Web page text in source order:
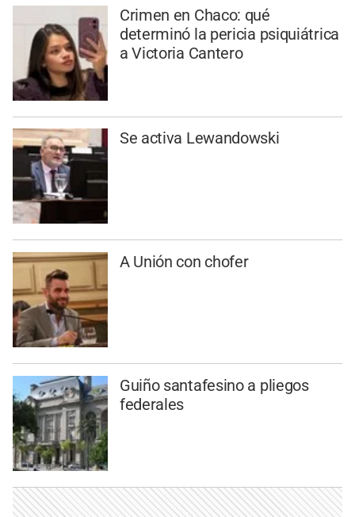
Crimen en Chaco: qué
determinó la pericia psiquiátrica
a Victoria Cantero
Se activa Lewandowski
A Unión con chofer
Guiño santafesino a pliegos
federales